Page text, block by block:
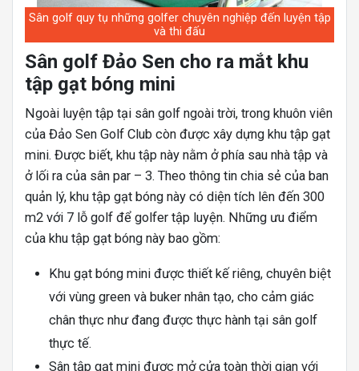
Sân golf quy tụ những golfer chuyên nghiệp đến luyện tập
và thi đấu
Sân golf Đảo Sen cho ra mắt khu
tập gạt bóng mini
Ngoài luyện tập tại sân golf ngoài trời, trong khuôn viên
của Đảo Sen Golf Club còn được xây dựng khu tập gạt
mini. Được biết, khu tập này nằm ở phía sau nhà tập và
ở lối ra của sân par – 3. Theo thông tin chia sẻ của ban
quản lý, khu tập gạt bóng này có diện tích lên đến 300
m2 với 7 lỗ golf để golfer tập luyện. Những ưu điểm
của khu tập gạt bóng này bao gồm:
Khu gạt bóng mini được thiết kế riêng, chuyên biệt
với vùng green và buker nhân tạo, cho cảm giác
chân thực như đang được thực hành tại sân golf
thực tế.
Sân tập gạt mini được mở cửa toàn thời gian với